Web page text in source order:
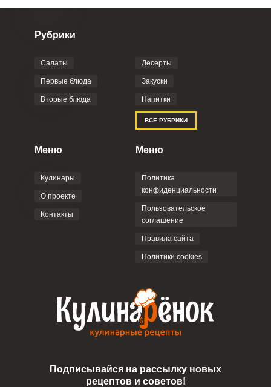
Рубрики
Салаты
Первые блюда
Вторые блюда
Десерты
Закуски
Напитки
ВСЕ РУБРИКИ
Меню
Кулинары
О проекте
Контакты
Меню
Политика
конфиденциальности
Пользовательское
соглашение
Правила сайта
Политики cookies
Подписывайся на рассылку новых
рецептов и советов!